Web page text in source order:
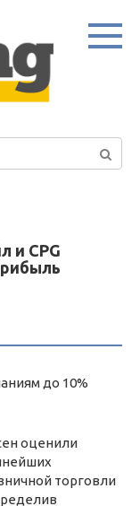
и CPG
до 10%
оценили
торговли